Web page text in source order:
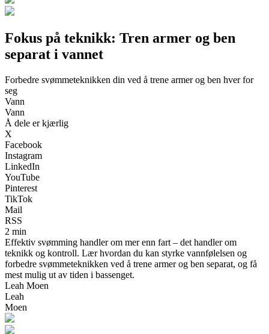
Fokus på teknikk: Tren armer og ben
separat i vannet
Forbedre svømmeteknikken din ved å trene armer og ben hver for
seg
Vann
Vann
Å dele er kjærlig
X
Facebook
Instagram
LinkedIn
YouTube
Pinterest
TikTok
Mail
RSS
2 min
Effektiv svømming handler om mer enn fart – det handler om
teknikk og kontroll. Lær hvordan du kan styrke vannfølelsen og
forbedre svømmeteknikken ved å trene armer og ben separat, og få
mest mulig ut av tiden i bassenget.
Leah Moen
Leah
Moen